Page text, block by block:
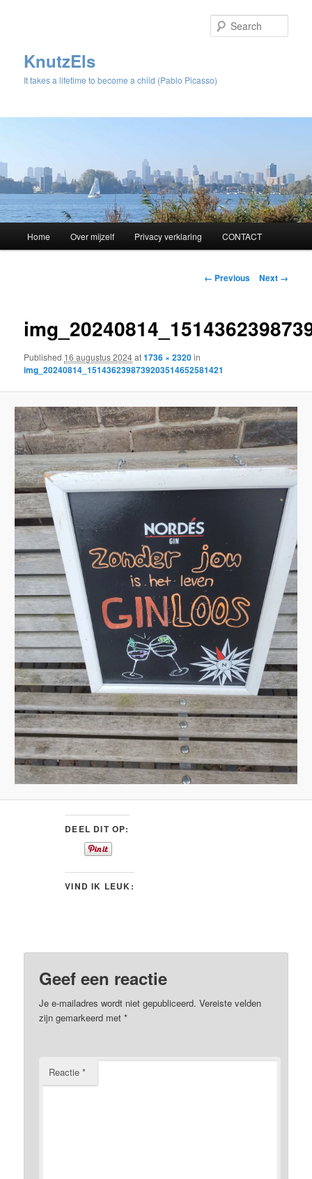
KnutzEls
It takes a lifetime to become a child (Pablo Picasso)
Skip
content
Home Over mijzelf Privacy verklaring CONTACT
Image
← Previous Next →
Published 16 augustus 2024at1736 × 2320in
img_20240814_1514362398739203514652581421
DEEL DIT OP:
VIND IK LEUK:
Geef een reactie
Je e-mailadres wordt niet gepubliceerd. Vereiste velden
zijn gemarkeerd met*
Reactie*